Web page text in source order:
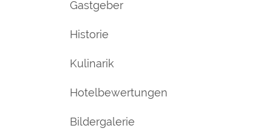
Gastgeber
Historie
Kulinarik
Hotelbewertungen
Bildergalerie